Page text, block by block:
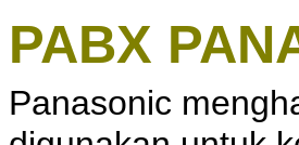
PABX
Panasonic